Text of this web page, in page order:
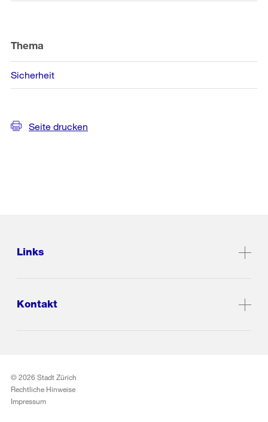
Thema
Sicherheit
Seite drucken
Links
Kontakt
© 2026 Stadt Zürich
Rechtliche Hinweise
Impressum